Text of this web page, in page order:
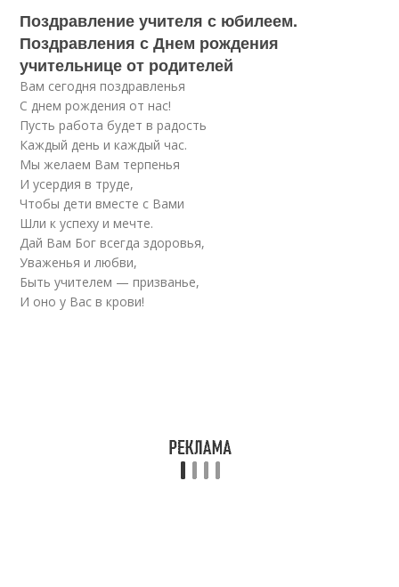
Поздравление учителя с юбилеем.
Поздравления с Днем рождения
учительнице от родителей
Вам сегодня поздравленья
С днем рождения от нас!
Пусть работа будет в радость
Каждый день и каждый час.
Мы желаем Вам терпенья
И усердия в труде,
Чтобы дети вместе с Вами
Шли к успеху и мечте.
Дай Вам Бог всегда здоровья,
Уваженья и любви,
Быть учителем — призванье,
И оно у Вас в крови!